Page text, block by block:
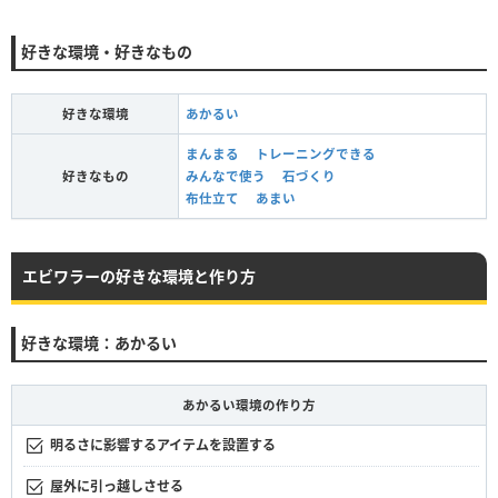
好きな環境・好きなもの
好きな環境 あかるい
好きなもの
まんまる
トレーニングできる
みんなで使う
石づくり
布仕立て
あまい
エビワラーの好きな環境と作り方
好きな環境：あかるい
あかるい環境の作り方
明るさに影響するアイテムを設置する
屋外に引っ越しさせる